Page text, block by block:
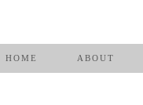
HOME ABOUT